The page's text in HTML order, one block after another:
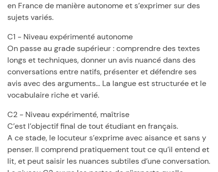
en France de manière autonome et s’exprimer sur des
sujets variés.
C1 - Niveau expérimenté autonome
On passe au grade supérieur : comprendre des textes
longs et techniques, donner un avis nuancé dans des
conversations entre natifs, présenter et défendre ses
avis avec des arguments… La langue est structurée et le
vocabulaire riche et varié.
C2 - Niveau expérimenté, maîtrise
C’est l’objectif final de tout étudiant en français.
A ce stade, le locuteur s’exprime avec aisance et sans y
penser. Il comprend pratiquement tout ce qu’il entend et
lit, et peut saisir les nuances subtiles d’une conversation.